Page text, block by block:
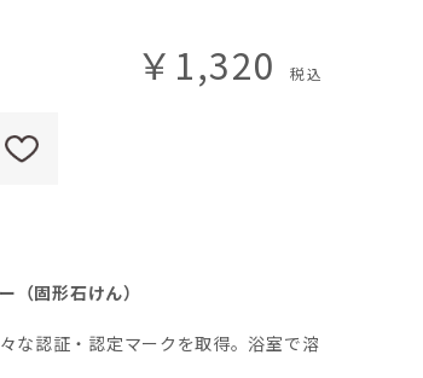
￥1,320
（固形石けん）
な認証・認定マークを取得。浴室で溶